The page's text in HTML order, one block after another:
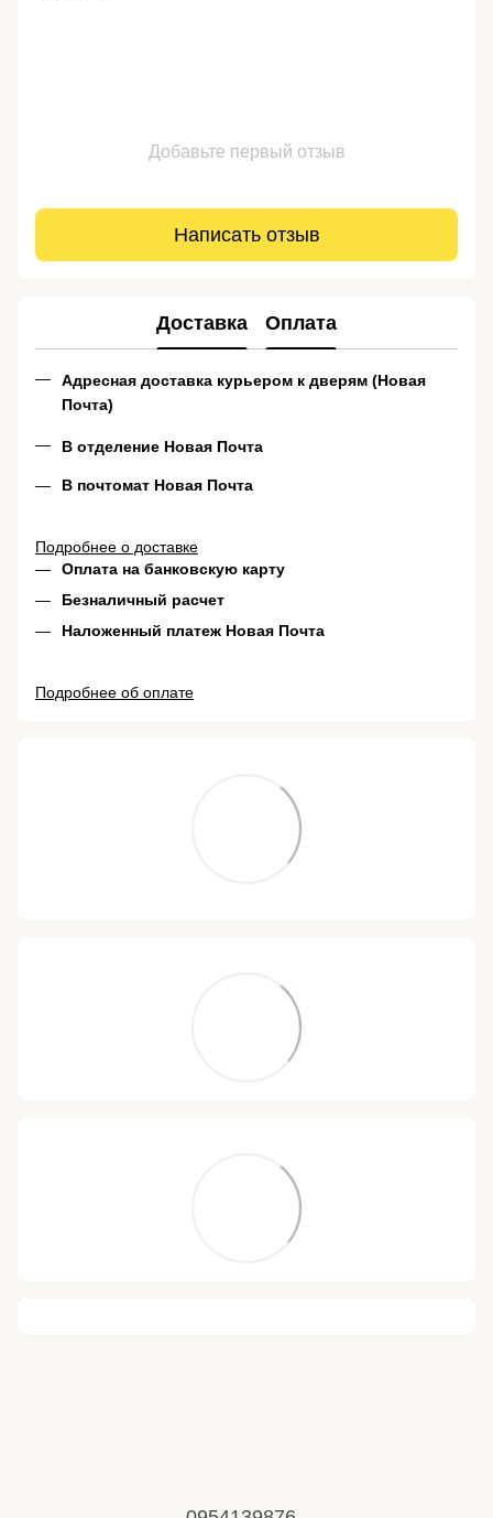
Добавьте первый отзыв
Написать отзыв
Доставка Оплата
Адресная доставка курьером к дверям (Новая
Почта)
В отделение Новая Почта
В почтомат Новая Почта
Подробнее о доставке
Оплата на банковскую карту
Безналичный расчет
Наложенный платеж Новая Почта
Подробнее об оплате